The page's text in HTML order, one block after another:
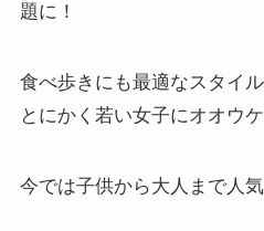
題に！
食べ歩きにも最適なスタイ
とにかく若い女子にオオウケ
今では子供から大人まで人